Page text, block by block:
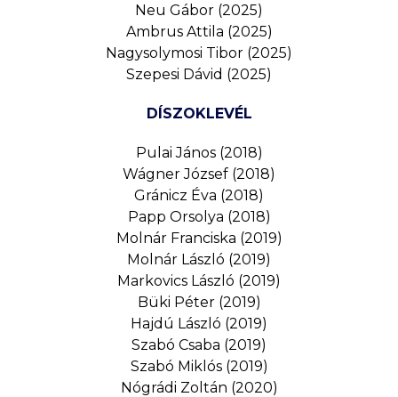
Neu Gábor (2025)
Ambrus Attila (2025)
Nagysolymosi Tibor (2025)
Szepesi Dávid (2025)
DÍSZOKLEVÉL
Pulai János (2018)
Wágner József (2018)
Gránicz Éva (2018)
Papp Orsolya (2018)
Molnár Franciska (2019)
Molnár László (2019)
Markovics László (2019)
Büki Péter (2019)
Hajdú László (2019)
Szabó Csaba (2019)
Szabó Miklós (2019)
Nógrádi Zoltán (2020)